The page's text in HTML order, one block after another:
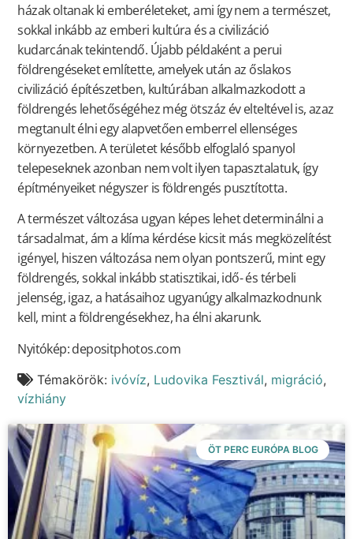
házak oltanak ki emberéleteket, ami így nem a természet,
sokkal inkább az emberi kultúra és a civilizáció
kudarcának tekintendő. Újabb példaként a perui
földrengéseket említette, amelyek után az őslakos
civilizáció építészetben, kultúrában alkalmazkodott a
földrengés lehetőségéhez még ötszáz év elteltével is, azaz
megtanult élni egy alapvetően emberrel ellenséges
környezetben. A területet később elfoglaló spanyol
telepeseknek azonban nem volt ilyen tapasztalatuk, így
építményeiket négyszer is földrengés pusztította.
A természet változása ugyan képes lehet determinálni a
társadalmat, ám a klíma kérdése kicsit más megközelítést
igényel, hiszen változása nem olyan pontszerű, mint egy
földrengés, sokkal inkább statisztikai, idő- és térbeli
jelenség, igaz, a hatásaihoz ugyanúgy alkalmazkodnunk
kell, mint a földrengésekhez, ha élni akarunk.
Nyitókép: depositphotos.com
Témakörök: ivóvíz, Ludovika Fesztivál, migráció,
vízhiány
ÖT PERC EURÓPA BLOG